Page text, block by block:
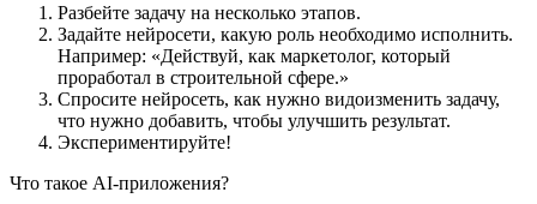
Разбейте задачу на несколько этапов.
Задайте нейросети, какую роль необходимо исполнить.
Например: «Действуй, как маркетолог, который
проработал в строительной сфере.»
Спросите нейросеть, как нужно видоизменить задачу,
что нужно добавить, чтобы улучшить результат.
Экспериментируйте!
Что такое AI-приложения?